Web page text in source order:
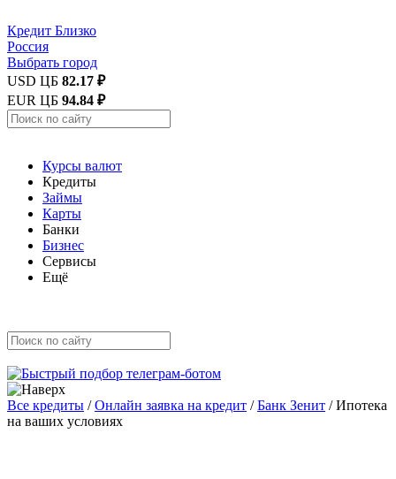
Кредит Близко
Россия
Выбрать город
USD ЦБ 82.17 ₽
EUR ЦБ 94.84 ₽
Курсы валют
Кредиты
Займы
Карты
Банки
Бизнес
Сервисы
Ещё
Все кредиты /Онлайн заявка на кредит /Банк Зенит /Ипотека
на ваших условиях